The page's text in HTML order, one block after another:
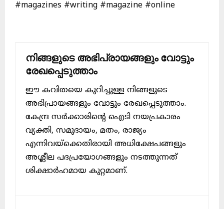
#magazines #writing #magazine #online
നിങ്ങളുടെ അഭിപ്രായങ്ങളും വോട്ടും
രേഖപ്പെടുത്താം
ഈ കവിതയെ കുറിച്ചുള്ള നിങ്ങളുടെ
അഭിപ്രായങ്ങളും വോട്ടും രേഖപ്പെടുത്താം.
കേന്ദ്ര സർക്കാരിന്റെ ഐടി നയപ്രകാരം
വ്യക്തി, സമുദായം, മതം, രാജ്യം
എന്നിവയ്ക്കെതിരായി അധിക്ഷേപങ്ങളും
അശ്ലീല പദപ്രയോഗങ്ങളും നടത്തുന്നത്
ശിക്ഷാർഹമായ കുറ്റമാണ്.